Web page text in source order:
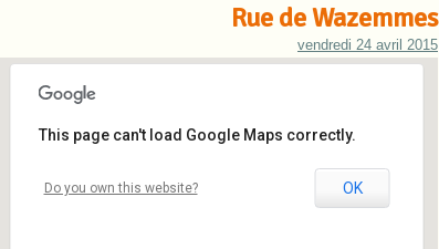
Rue de Wazemmes
vendredi 24 avril 2015
Rue de Wazemmes
This page can't load Google Maps correctly.
Do you own this website? OK